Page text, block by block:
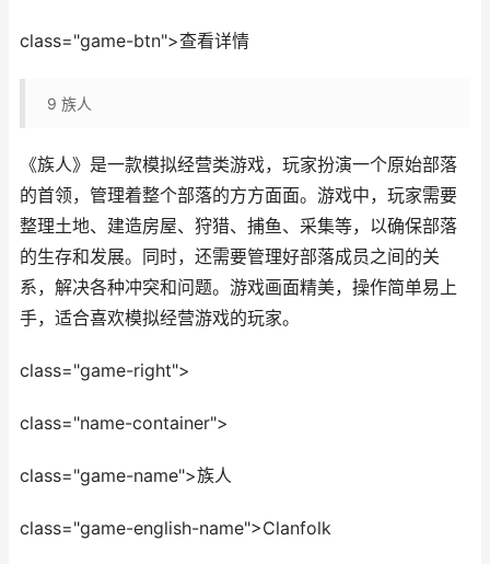
class="game-btn">查看详情
9 族人
《族人》是一款模拟经营类游戏，玩家扮演一个原始部落
的首领，管理着整个部落的方方面面。游戏中，玩家需要
整理土地、建造房屋、狩猎、捕鱼、采集等，以确保部落
的生存和发展。同时，还需要管理好部落成员之间的关
系，解决各种冲突和问题。游戏画面精美，操作简单易上
手，适合喜欢模拟经营游戏的玩家。
class="game-right">
class="name-container">
class="game-name">族人
class="game-english-name">Clanfolk